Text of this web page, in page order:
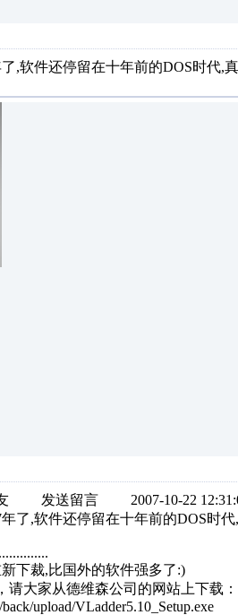
,软件还停留在十年前的DOS时代,
发送留言 2007-10-22
了,软件还停留在十年前的DOS时
下裁,比国外的软件强多了:)
大家从德维森公司的网站上下载：
upload/VLadder5.10_Setup.exe